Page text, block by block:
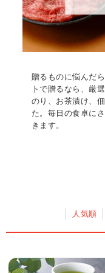
贈るものに悩んだ
トで贈るなら、厳
のり、お茶漬け、
た。毎日の食卓に
きます。
人気順